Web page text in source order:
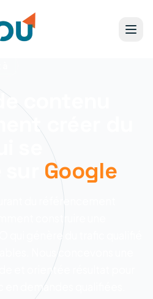
contenu
créer du
se
Google
du référencement
construire une
qui génère du trafic qualifié
Nous concevons une
et orientée résultat pour
demandes qualifiées.